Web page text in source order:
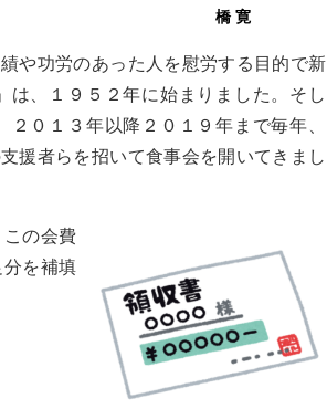
橋 寛
功労のあった人を慰労する目的で新
、１９５２年に始まりました。そし
０１３年以降２０１９年まで毎年、
援者らを招いて食事会を開いてきまし
の会費
を補填